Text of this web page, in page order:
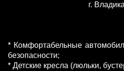
г.
* Комфортабельные
безопасности;
* Детские кресла (люльки,